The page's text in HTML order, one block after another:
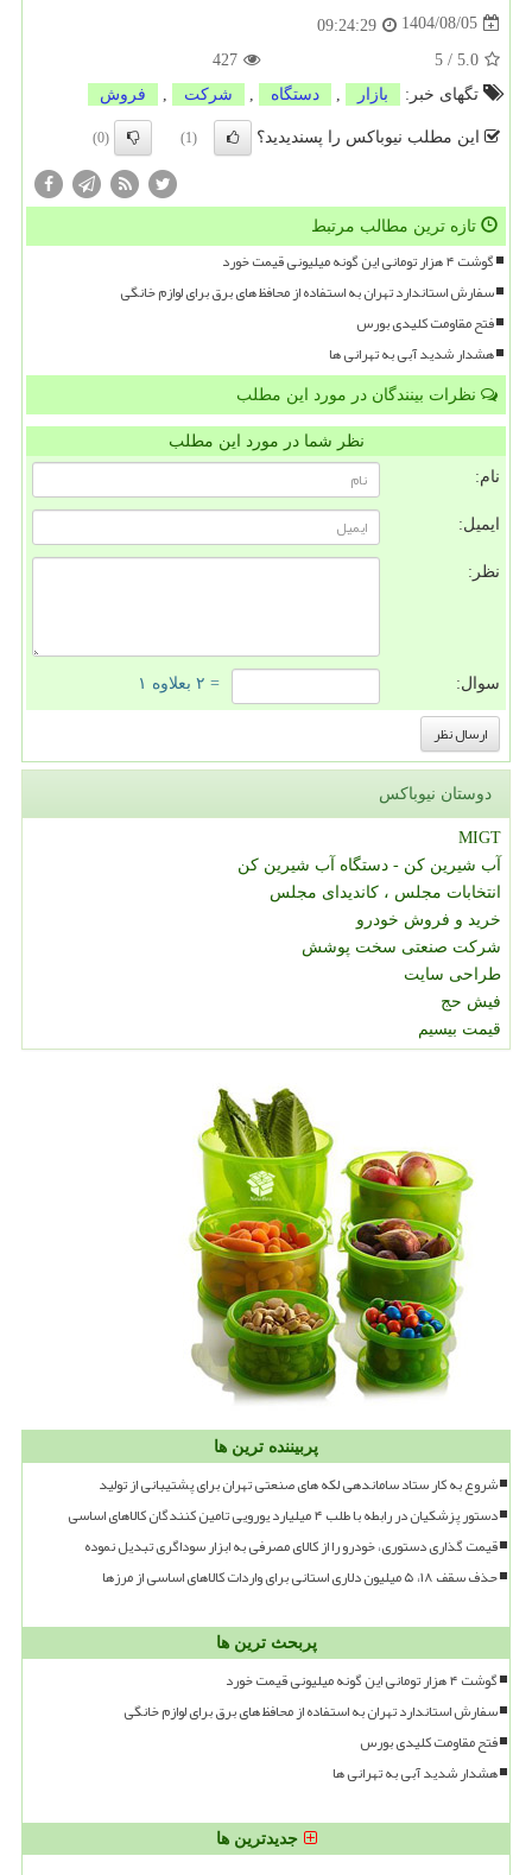
1404/08/05
09:24:29
5.0
/
5
427
تگهای خبر:
بازار دستگاه شركت فروش
این مطلب نیوباکس را پسندیدید؟ (1)
(0)
تازه ترین مطالب مرتبط
گوشت ۴ هزار تومانی این گونه میلیونی قیمت خورد
سفارش استاندارد تهران به استفاده از محافظ های برق برای لوازم خانگی
فتح مقاومت کلیدی بورس
هشدار شدید آبی به تهرانی ها
نظرات بینندگان در مورد این مطلب
نظر شما در مورد این مطلب
نام:
ایمیل:
نظر:
سوال: = ۲ بعلاوه ۱
دوستان نیوباکس
MIGT
آب شیرین کن - دستگاه آب شیرین کن
انتخابات مجلس ، کاندیدای مجلس
خرید و فروش خودرو
شرکت صنعتی سخت پوشش
طراحی سایت
فیش حج
قیمت بیسیم
پربیننده ترین ها
شروع به کار ستاد ساماندهی لکه های صنعتی تهران برای پشتیبانی از تولید
دستور پزشکیان در رابطه با طلب ۴ میلیارد یورویی تامین کنندگان کالاهای اساسی
قیمت گذاری دستوری، خودرو را از کالای مصرفی به ابزار سوداگری تبدیل نموده
حذف سقف ۱۸، ۵ میلیون دلاری استانی برای واردات کالاهای اساسی از مرزها
پربحث ترین ها
گوشت ۴ هزار تومانی این گونه میلیونی قیمت خورد
سفارش استاندارد تهران به استفاده از محافظ های برق برای لوازم خانگی
فتح مقاومت کلیدی بورس
هشدار شدید آبی به تهرانی ها
جدیدترین ها